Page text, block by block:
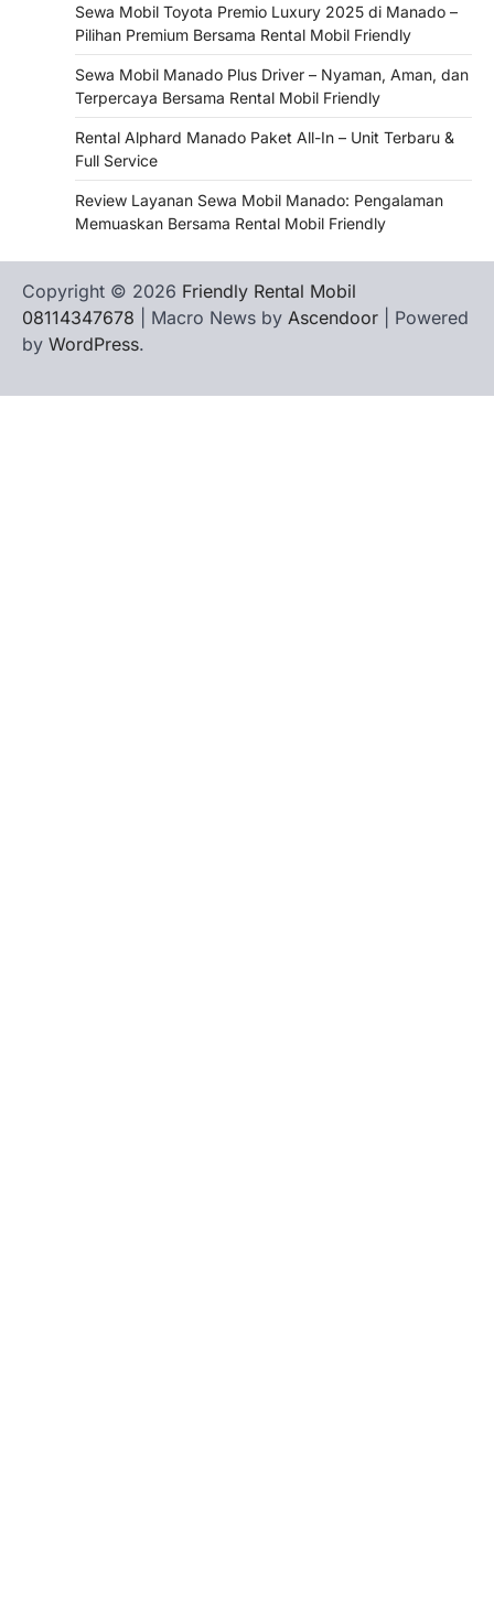
Sewa Mobil Toyota Premio Luxury 2025 di Manado –
Pilihan Premium Bersama Rental Mobil Friendly
Sewa Mobil Manado Plus Driver – Nyaman, Aman, dan
Terpercaya Bersama Rental Mobil Friendly
Rental Alphard Manado Paket All-In – Unit Terbaru &
Full Service
Review Layanan Sewa Mobil Manado: Pengalaman
Memuaskan Bersama Rental Mobil Friendly
Copyright © 2026 Friendly Rental Mobil
08114347678 | Macro News by Ascendoor | Powered
by WordPress.
KamiPolicy
of Kami